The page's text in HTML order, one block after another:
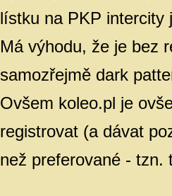
lístku na PKP
Má výhodu, že je bez
samozřejmě dark
Ovšem koleo.pl je
registrovat (a dávat
než preferované - tzn.